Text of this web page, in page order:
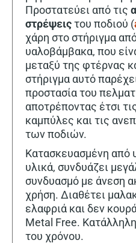
Προστατεύει από τις
στρέψειςτου ποδιού (
χάρη στο στήριγμα
υαλοβάμβακα, που
μεταξύ της φτέρνας
στήριγμα αυτό
προστασία του
αποτρέποντας έτσι
καμπύλες και τις
των ποδιών.
Κατασκευασμένη από
υλικά, συνδυάζει
συνδυασμό με άνεση
χρήση. Διαθέτει
ελαφριά και δεν
Metal Free.
του χρόνου.